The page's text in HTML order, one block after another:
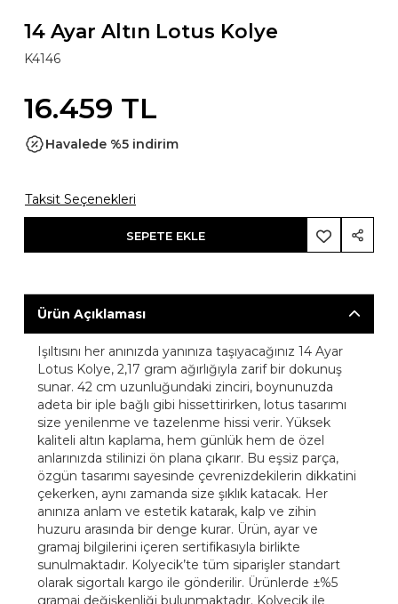
14 Ayar Altın Lotus Kolye
K4146
16.459 TL
Havalede %5 indirim
Taksit Seçenekleri
SEPETE EKLE
Ürün Açıklaması
Işıltısını her anınızda yanınıza taşıyacağınız 14 Ayar
Lotus Kolye, 2,17 gram ağırlığıyla zarif bir dokunuş
sunar. 42 cm uzunluğundaki zinciri, boynunuzda
adeta bir iple bağlı gibi hissettirirken, lotus tasarımı
size yenilenme ve tazelenme hissi verir. Yüksek
kaliteli altın kaplama, hem günlük hem de özel
anlarınızda stilinizi ön plana çıkarır. Bu eşsiz parça,
özgün tasarımı sayesinde çevrenizdekilerin dikkatini
çekerken, aynı zamanda size şıklık katacak. Her
anınıza anlam ve estetik katarak, kalp ve zihin
huzuru arasında bir denge kurar. Ürün, ayar ve
gramaj bilgilerini içeren sertifikasıyla birlikte
sunulmaktadır. Kolyecik’te tüm siparişler standart
olarak sigortalı kargo ile gönderilir. Ürünlerde ±%5